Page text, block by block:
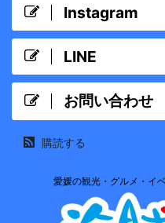
Instagram
LINE
お問い合わせ
購読する
愛媛の観光・グルメ・イ